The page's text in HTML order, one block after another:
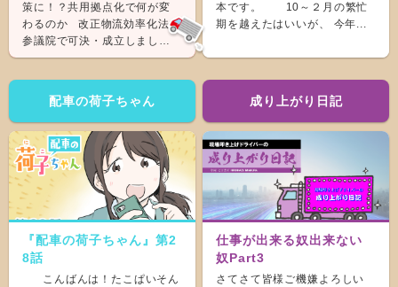
策に！？共用拠点化で何が変
わるのか 改正物流効率化法が
参議院で可決・成立しまし
た。 &nb...
本です。 10～２月の繁忙
期を越えたはいいが、 今年...
配車の荷子ちゃん
『配車の荷子ちゃん』第2
8話
こんばんは！たこぱいそん
成り上がり日記
仕事が出来る奴出来ない
奴Part3
さてさて皆様ご機嫌よろしい